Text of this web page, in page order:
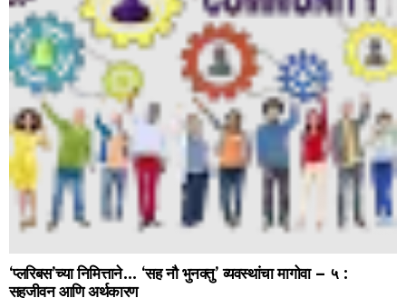
‘प्लरिबस’च्या निमित्ताने… ‘सह नौ भुनक्तु’ व्यवस्थांचा मागोवा – ५ :
सहजीवन आणि अर्थकारण